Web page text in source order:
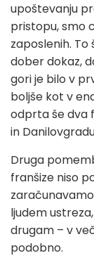
upoštevanju
pristopu, smo
zaposlenih.
dober dokaz,
gori je bilo v
boljše kot v
odprta še dva
in
Druga
franšize niso
ljudem
drugam – v
podobno.